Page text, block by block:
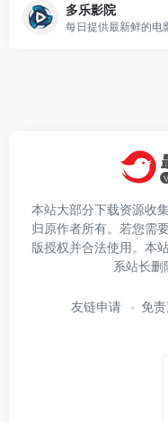
多乐影院
本站大部分下载资源收
归原作者所有。若您需
版授权并合法使用。本
系站长删
友链申请 免